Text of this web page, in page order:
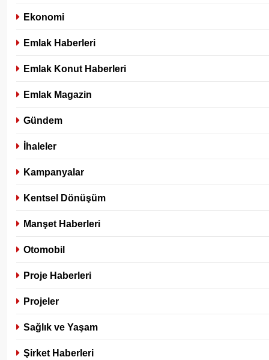
Ekonomi
Emlak Haberleri
Emlak Konut Haberleri
Emlak Magazin
Gündem
İhaleler
Kampanyalar
Kentsel Dönüşüm
Manşet Haberleri
Otomobil
Proje Haberleri
Projeler
Sağlık ve Yaşam
Şirket Haberleri